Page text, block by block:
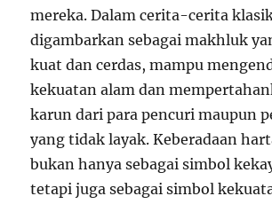
mereka. Dalam cerita-cerita
digambarkan sebagai makhluk
kuat dan cerdas, mampu
kekuatan alam dan
karun dari para pencuri maupun
yang tidak layak. Keberadaan
bukan hanya sebagai simbol
tetapi juga sebagai simbol